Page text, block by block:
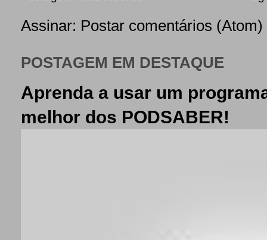
Assinar: Postar comentários (Atom)
POSTAGEM EM DESTAQUE
Aprenda a usar um
melhor dos PODSABER!